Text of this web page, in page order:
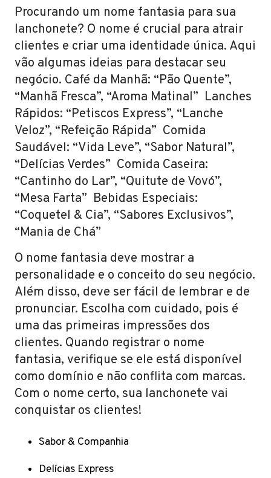
Procurando um nome fantasia para sua
lanchonete? O nome é crucial para atrair
clientes e criar uma identidade única. Aqui
vão algumas ideias para destacar seu
negócio. Café da Manhã: “Pão Quente”,
“Manhã Fresca”, “Aroma Matinal” Lanches
Rápidos: “Petiscos Express”, “Lanche
Veloz”, “Refeição Rápida” Comida
Saudável: “Vida Leve”, “Sabor Natural”,
“Delícias Verdes” Comida Caseira:
“Cantinho do Lar”, “Quitute de Vovó”,
“Mesa Farta” Bebidas Especiais:
“Coquetel & Cia”, “Sabores Exclusivos”,
“Mania de Chá”
O nome fantasia deve mostrar a
personalidade e o conceito do seu negócio.
Além disso, deve ser fácil de lembrar e de
pronunciar. Escolha com cuidado, pois é
uma das primeiras impressões dos
clientes. Quando registrar o nome
fantasia, verifique se ele está disponível
como domínio e não conflita com marcas.
Com o nome certo, sua lanchonete vai
conquistar os clientes!
Sabor & Companhia
Delícias Express